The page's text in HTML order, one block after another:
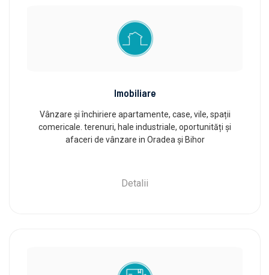
Imobiliare
Vânzare și închiriere apartamente, case, vile, spații
comericale. terenuri, hale industriale, oportunități și
afaceri de vânzare in Oradea și Bihor
Detalii